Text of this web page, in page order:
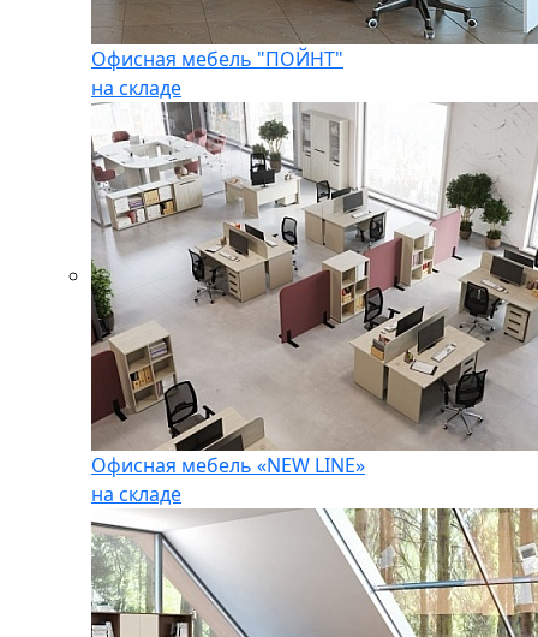
Офисная мебель "ПОЙНТ"
на складе
Офисная мебель «NEW LINE»
на складе